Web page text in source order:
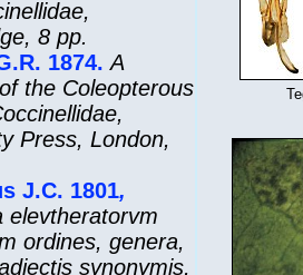
,
8 pp.
1874. A
the Coleopterous
,
Press, London,
J.C. 1801,
elevtheratorvm
ordines, genera,
synonymis,